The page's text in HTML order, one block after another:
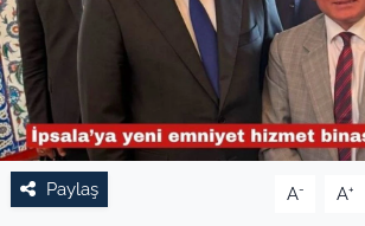
Paylaş A- A+
TARIM VE HAYVANCILIK
KÜLTÜR SANAT
RESMİ İLAN
SPOR